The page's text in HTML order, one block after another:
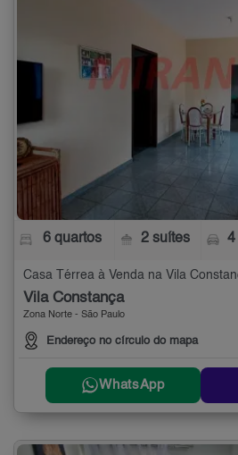
6 quartos 2 suítes 4
Casa Térrea à Venda na Vila
Vila Constança
Zona Norte - São Paulo
Endereço no círculo do mapa
WhatsApp